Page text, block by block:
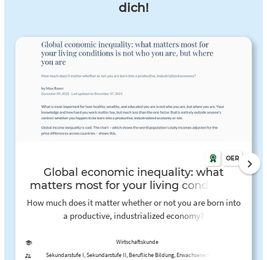
dich!
OER
Global economic inequality: what
matters most for your living conditions
is not who you are, but where you are -
Our World in Data
How much does it matter whether or not you are born into
a productive, industrialized economy?
Wirtschaftskunde
Sekundarstufe I, Sekundarstufe II, Berufliche Bildung, Erwachsenenbildung